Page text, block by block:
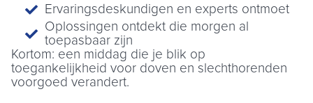
Ervaringsdeskundigen en experts ontmoet
Oplossingen ontdekt die morgen al
toepasbaar zijn
Kortom: een middag die je blik op
toegankelijkheid voor doven en slechthorenden
voorgoed verandert.